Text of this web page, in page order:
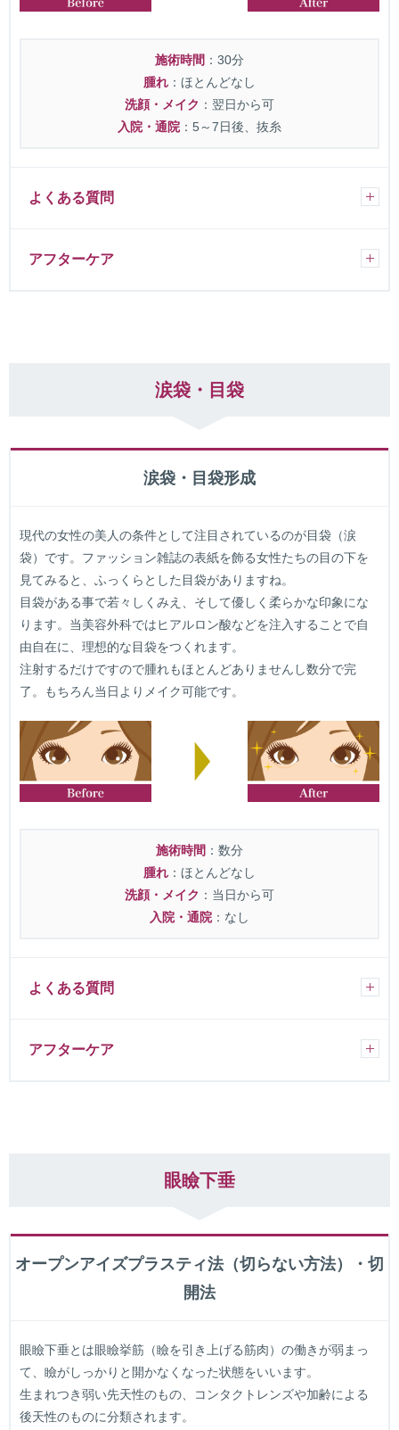
施術時間 ：30分
腫れ ：ほとんどなし
洗顔・メイク ：翌日から可
入院・通院 ：5～7日後、抜糸
よくある質問
アフターケア
涙袋・目袋
涙袋・目袋形成
現代の女性の美人の条件として注目されているのが目袋（涙
袋）です。ファッション雑誌の表紙を飾る女性たちの目の下を
見てみると、ふっくらとした目袋がありますね。
目袋がある事で若々しくみえ、そして優しく柔らかな印象にな
ります。当美容外科ではヒアルロン酸などを注入することで自
由自在に、理想的な目袋をつくれます。
注射するだけですので腫れもほとんどありませんし数分で完
了。もちろん当日よりメイク可能です。
施術時間 ：数分
腫れ ：ほとんどなし
洗顔・メイク ：当日から可
入院・通院 ：なし
よくある質問
アフターケア
眼瞼下垂
オープンアイズプラスティ法（切らない方法）・切
開法
眼瞼下垂とは眼瞼挙筋（瞼を引き上げる筋肉）の働きが弱まっ
て、瞼がしっかりと開かなくなった状態をいいます。
生まれつき弱い先天性のもの、コンタクトレンズや加齢による
後天性のものに分類されます。